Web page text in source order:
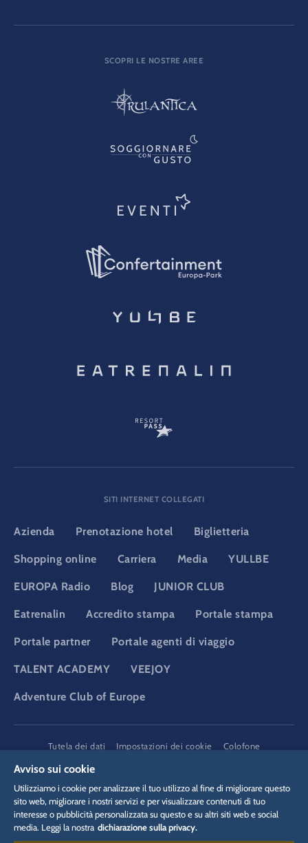
SCOPRI LE NOSTRE AREE
SITI INTERNET COLLEGATI
Azienda Prenotazione hotel Biglietteria
Shopping online Carriera Media YULLBE
EUROPA Radio Blog JUNIOR CLUB
Eatrenalin Accredito stampa Portale stampa
Portale partner Portale agenti di viaggio
TALENT ACADEMY VEEJOY
Adventure Club of Europe
DSGVO
Tutela dei dati Impostazioni dei cookie
Colofone
Avviso sui cookie
Utilizziamo i cookie per analizzare il tuo utilizzo al fine di migliorare questo
sito web, migliorare i nostri servizi e per visualizzare contenuti di tuo
interesse o pubblicità personalizzata su questo e su altri siti web e social
media. Leggi la nostra dichiarazione sulla privacy.